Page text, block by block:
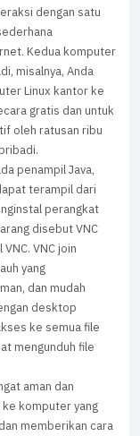
dengan satu
Kedua komputer
misalnya, Anda
Linux kantor ke
gratis dan untuk
oleh ratusan ribu
penampil Java,
terampil dari
perangkat
disebut VNC
VNC join
yang
dan mudah
desktop
ke semua file
mengunduh file
aman dan
komputer yang
memberikan cara